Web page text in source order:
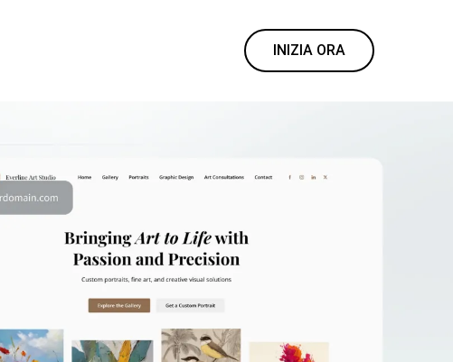
INIZIA ORA